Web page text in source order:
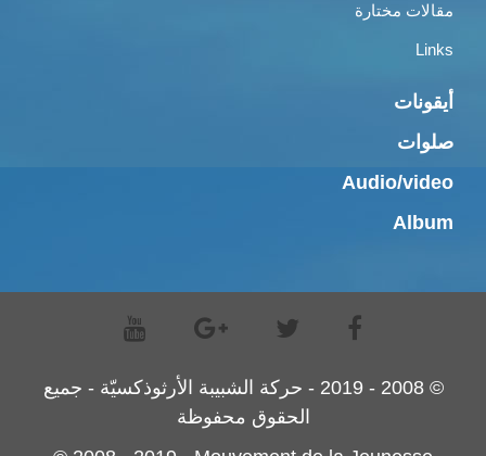
مقالات مختارة
Links
أيقونات
صلوات
Audio/video
Album
© 2008 - 2019 - حركة الشبيبة الأرثوذكسيّة - جميع
الحقوق محفوظة